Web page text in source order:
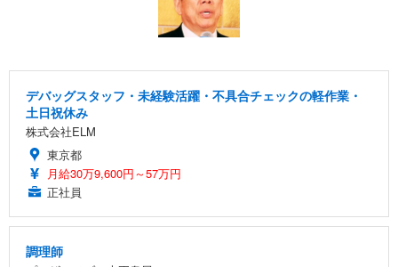
デバッグスタッフ・未経験活躍・不具合チェックの軽作業・
土日祝休み
株式会社ELM
東京都
月給30万9,600円～57万円
正社員
調理師